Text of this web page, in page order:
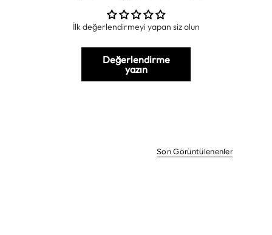
İlk değerlendirmeyi yapan siz olun
Değerlendirme
yazın
Son Görüntülenenler